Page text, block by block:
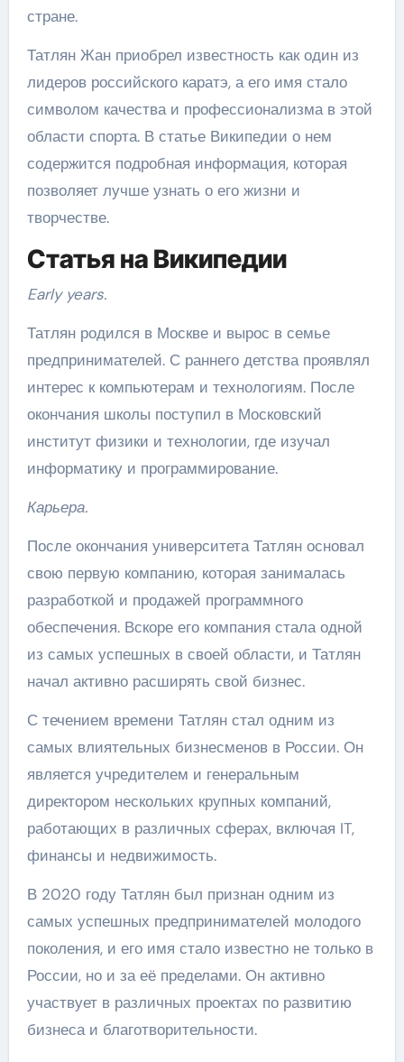
стране.
Татлян Жан приобрел известность как один из
лидеров российского каратэ, а его имя стало
символом качества и профессионализма в этой
области спорта. В статье Википедии о нем
содержится подробная информация, которая
позволяет лучше узнать о его жизни и
творчестве.
Статья на Википедии
Early years.
Татлян родился в Москве и вырос в семье
предпринимателей. С раннего детства проявлял
интерес к компьютерам и технологиям. После
окончания школы поступил в Московский
институт физики и технологии, где изучал
информатику и программирование.
Карьера.
После окончания университета Татлян основал
свою первую компанию, которая занималась
разработкой и продажей программного
обеспечения. Вскоре его компания стала одной
из самых успешных в своей области, и Татлян
начал активно расширять свой бизнес.
С течением времени Татлян стал одним из
самых влиятельных бизнесменов в России. Он
является учредителем и генеральным
директором нескольких крупных компаний,
работающих в различных сферах, включая IT,
финансы и недвижимость.
В 2020 году Татлян был признан одним из
самых успешных предпринимателей молодого
поколения, и его имя стало известно не только в
России, но и за её пределами. Он активно
участвует в различных проектах по развитию
бизнеса и благотворительности.